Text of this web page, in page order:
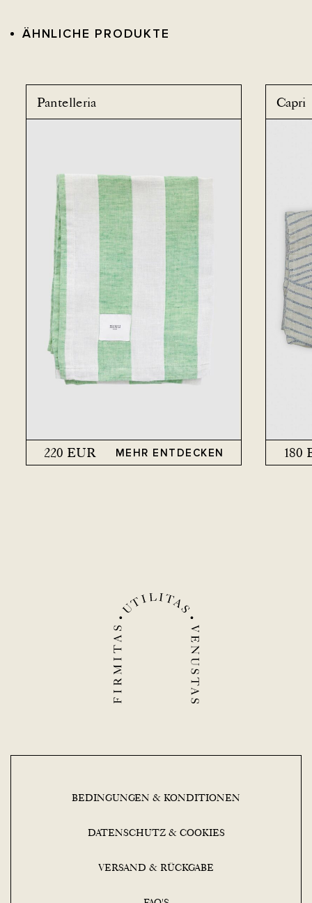
ÄHNLICHE PRODUKTE
Pantelleria
220 EUR MEHR ENTDECKEN
Capri
180
BEDINGUNGEN & KONDITIONEN
DATENSCHUTZ & COOKIES
VERSAND & RÜCKGABE